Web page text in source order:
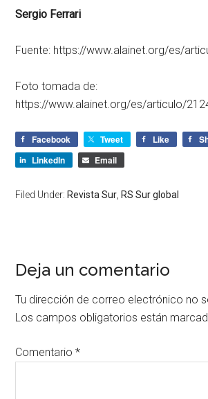
Sergio Ferrari
Fuente: https://www.alainet.org/es/
Foto tomada de:
https://www.alainet.org/es/articulo/
Facebook Tweet Like
LinkedIn
Email
Filed Under: Revista Sur, RS Sur global
Deja un comentario
Tu dirección de correo electrónico no
Los campos obligatorios están
Comentario*